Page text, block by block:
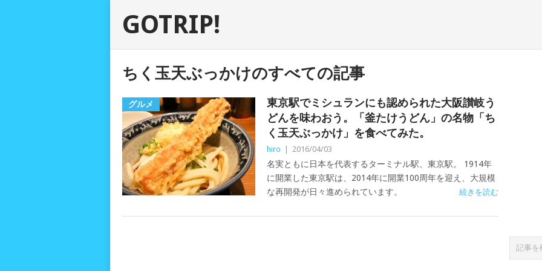
GOTRIP!
ちく玉天ぶっかけのすべての記事
グルメ
東京駅でミシュランにも認められた大阪讃岐う
どんを味わおう。「釜たけうどん」の名物「ち
く玉天ぶっかけ」を食べてみた。
hiro 2016/04/03
名実ともに日本を代表するターミナル駅、東京駅。 1914年
に開業した東京駅は、2014年に開業100周年を迎え、大規模
な再開発が日々進められています。
続きを読む